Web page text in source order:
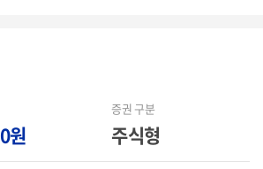
원
증권 구분
주식형